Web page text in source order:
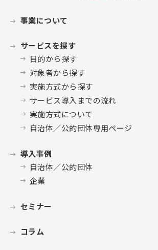
事業について
サービスを探す
目的から探す
対象者から探す
実施方式から探す
サービス導入までの流れ
実施方式について
自治体／公的団体専用ページ
導入事例
自治体／公的団体
企業
セミナー
コラム